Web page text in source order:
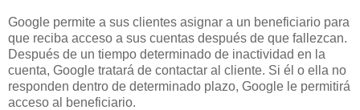
Google permite a sus clientes asignar a un beneficiario para
que reciba acceso a sus cuentas después de que fallezcan.
Después de un tiempo determinado de inactividad en la
cuenta, Google tratará de contactar al cliente. Si él o ella no
responden dentro de determinado plazo, Google le permitirá
acceso al beneficiario.